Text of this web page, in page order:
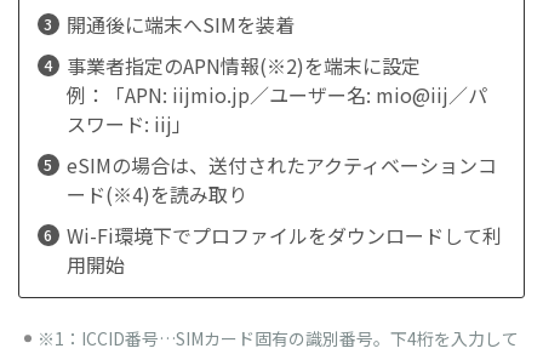
開通後に端末へSIMを装着
事業者指定のAPN情報(※2)を端末に設定
例：「APN: iijmio.jp／ユーザー名: mio@iij／パ
スワード: iij」
eSIMの場合は、送付されたアクティベーションコ
ード(※4)を読み取り
Wi-Fi環境下でプロファイルをダウンロードして利
用開始
※1：ICCID番号…SIMカード固有の識別番号。下4桁を入力して